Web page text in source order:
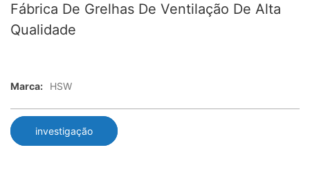
Fábrica De Grelhas De Ventilação De Alta
Qualidade
Marca: HSW
investigação